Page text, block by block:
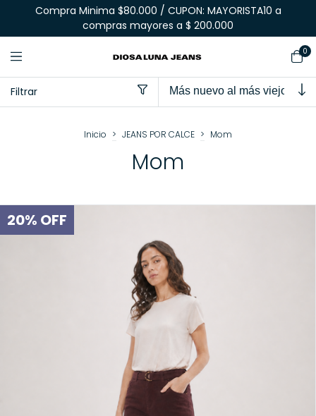
Compra Minima $80.000 / CUPON: MAYORISTA10 a
compras mayores a $ 200.000
0
Filtrar
Inicio > JEANS POR CALCE > Mom
Mom
20% OFF